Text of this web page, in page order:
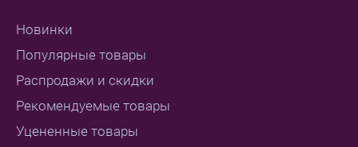
Новинки
Популярные товары
Распродажи и скидки
Рекомендуемые товары
Уцененные товары